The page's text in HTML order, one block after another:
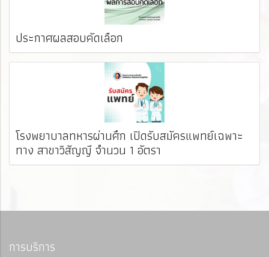
ประกาศผลสอบคัดเลือก
โรงพยาบาลทหารผ่านศึก เปิดรับสมัครแพทย์เฉพาะ
ทาง สาขาวิสัญญี จำนวน 1 อัตรา
การบริการ